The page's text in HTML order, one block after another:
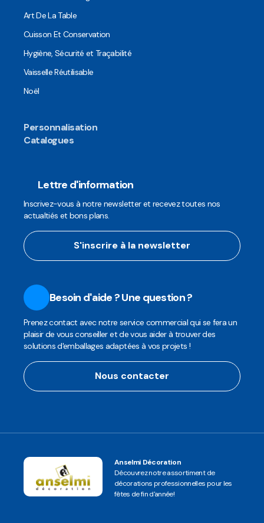
Art De La Table
Cuisson Et Conservation
Hygiène, Sécurité et Traçabilité
Vaisselle Réutilisable
Noël
Personnalisation
Catalogues
Lettre d'information
Inscrivez-vous à notre newsletter et recevez toutes nos
actualtiés et bons plans.
S'inscrire à la newsletter
Besoin d'aide ? Une question ?
Prenez contact avec notre service commercial qui se fera un
plaisir de vous conseiller et de vous aider à trouver des
solutions d'emballages adaptées à vos projets !
Nous contacter
Anselmi Décoration
Découvrez notre assortiment de
décorations professionnelles pour les
fêtes de fin d'année!